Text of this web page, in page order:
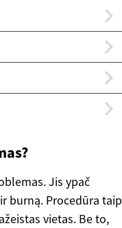
Jis ypač
burną. Procedūra taip
vietas. Be to,